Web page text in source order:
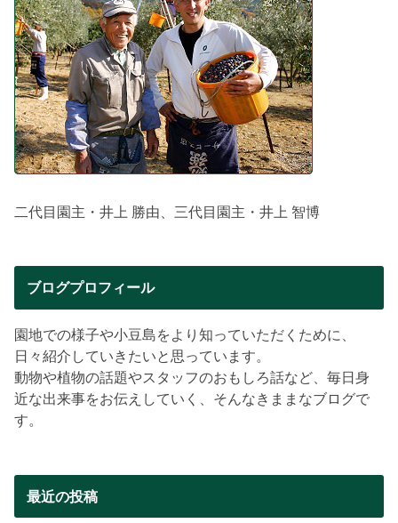
二代目園主・井上 勝由、三代目園主・井上 智博
ブログプロフィール
園地での様子や小豆島をより知っていただくために、
日々紹介していきたいと思っています。
動物や植物の話題やスタッフのおもしろ話など、毎日身
近な出来事をお伝えしていく、そんなきままなブログで
す。
最近の投稿